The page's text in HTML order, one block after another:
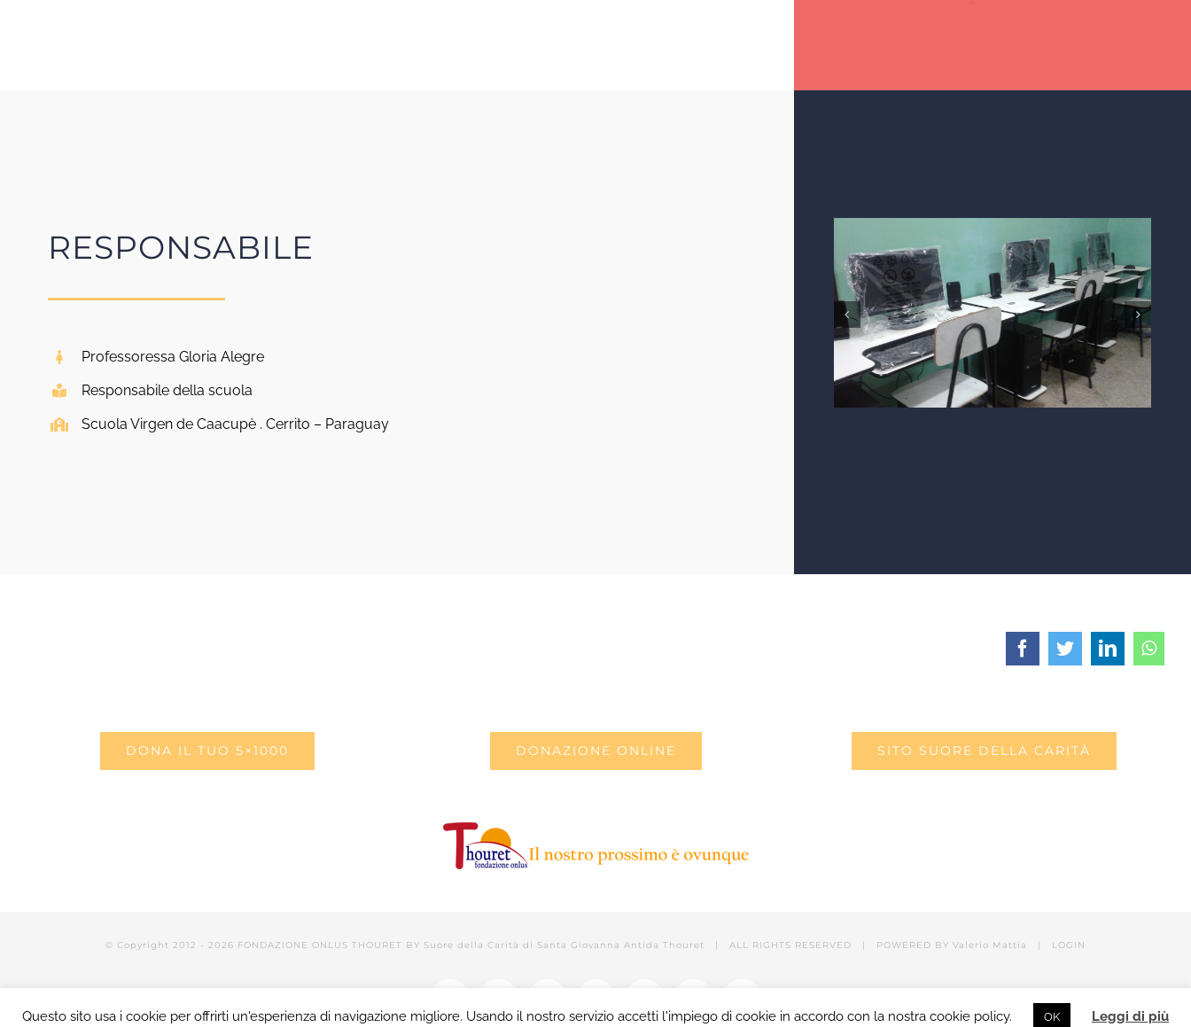
RESPONSABILE
Professoressa Gloria Alegre
Responsabile della scuola
Scuola Virgen de Caacupè . Cerrito – Paraguay
FacebookTwitterLinkedIn
DONA IL TUO 5×1000 DONAZIONE ONLINE SITO SUORE DELLA CARITÀ
© Copyright 2012 - 2026 FONDAZIONE ONLUS THOURET BY Suore della Carità di Santa Giovanna Antida Thouret | ALL RIGHTS RESERVED | POWERED BY Valerio Mattia | LOGIN
FacebookTwitterYouTubeLinkedInInstagramTumblr Email
Questo sito usa i cookie per offrirti un'esperienza di navigazione migliore. Usando il nostro servizio accetti l'impiego di cookie in accordo con la nostra cookie policy. OK Leggi di più